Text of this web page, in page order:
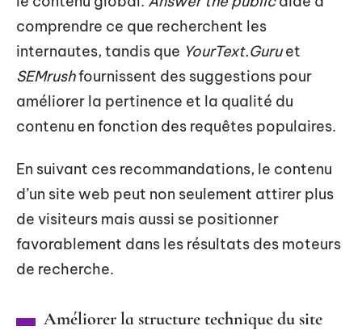
comprendre ce que recherchent les
internautes, tandis que YourText.Guruet
SEMrushfournissent des suggestions pour
améliorer la pertinence et la qualité du
contenu en fonction des requêtes populaires.
En suivant ces recommandations, le contenu
d’un site web peut non seulement attirer plus
de visiteurs mais aussi se positionner
favorablement dans les résultats des moteurs
de recherche.
Améliorer la structure technique du site